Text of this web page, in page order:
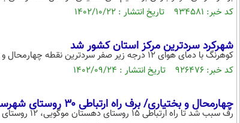
کد خبر: ۹۳۴۵۸۱ تاریخ انتشار : ۱۴۰۲/۱۰/۲۲
شهرکرد سردترین مرکز استان کشور شد
کوهرنگ با دمای هوای ۱۲ درجه زیر صفر سردترین نقطه چهارمحال و بختیاری و بعد از توچال دومین نقطه سرد کشور گزارش شد.
کد خبر: ۹۲۶۴۷۶ تاریخ انتشار : ۱۴۰۲/۰۹/۲۴
چهارمحال و بختیاری/ برف راه ارتباطی ۳۰ روستای شهرستان کوهرنگ را مسدود کرد
رف سبب شد تا راه ارتباطی ۱۵ روستای دهستان موگویی، ۱۲ روستای بخش بازفت و سه روستا در بخش دوآب صمصامی مسدود شود.